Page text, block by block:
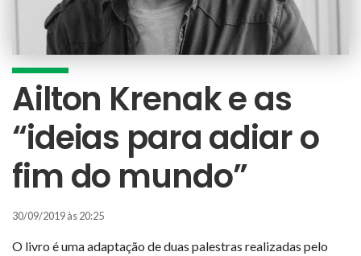
Ailton Krenak e as
“ideias para adiar o
fim do mundo”
30/09/2019 às 20:25
O livro é uma adaptação de duas palestras realizadas pelo